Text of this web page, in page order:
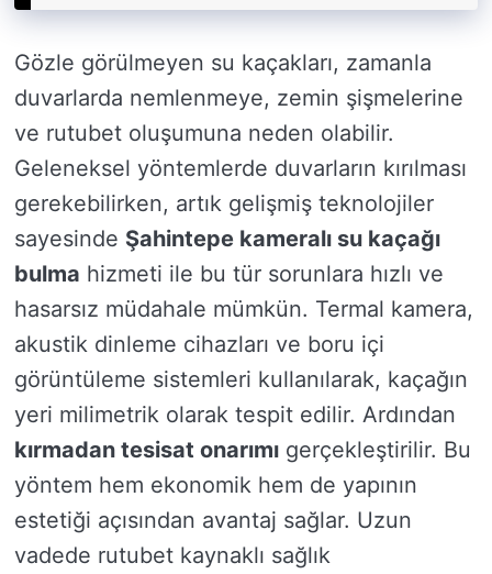
Gözle görülmeyen su kaçakları, zamanla
duvarlarda nemlenmeye, zemin şişmelerine
ve rutubet oluşumuna neden olabilir.
Geleneksel yöntemlerde duvarların kırılması
gerekebilirken, artık gelişmiş teknolojiler
sayesinde Şahintepe kameralı su kaçağı
bulma hizmeti ile bu tür sorunlara hızlı ve
hasarsız müdahale mümkün. Termal kamera,
akustik dinleme cihazları ve boru içi
görüntüleme sistemleri kullanılarak, kaçağın
yeri milimetrik olarak tespit edilir. Ardından
kırmadan tesisat onarımı gerçekleştirilir. Bu
yöntem hem ekonomik hem de yapının
estetiği açısından avantaj sağlar. Uzun
vadede rutubet kaynaklı sağlık